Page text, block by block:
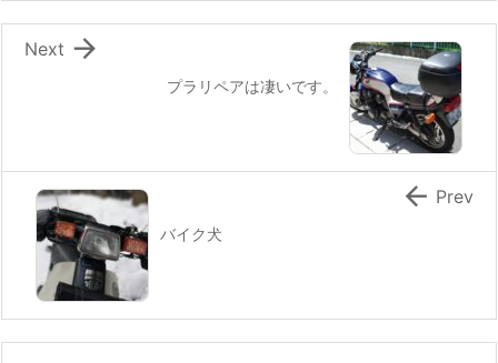
プラリペアは凄いです。

Next
バイク犬
 Prev